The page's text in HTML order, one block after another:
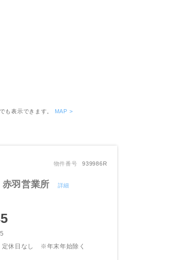
も表示できます。 MAP >
物件番号 939986R
羽営業所 詳細
休日なし ※年末年始除く